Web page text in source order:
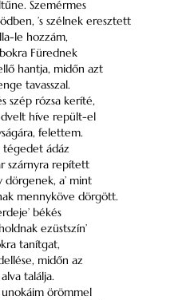
Szemérmes
’s szélnek eresztett
le hozzám,
Fürednek
hantja, midőn azt
tavasszal.
szép rózsa keríté,
híve repült-el
felettem.
tégedet ádáz
szárnyra repített
dörgenek, a’ mint
mennyköve dörgött.
békés
ezüstszín’
tanítgat,
midőn az
találja.
unokáim örömmel